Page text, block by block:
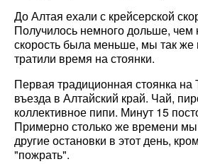
До Алтая ехали с крейсерской
Получилось немного дольше, чем
скорость была меньше, мы так
тратили время на стоянки.
Первая традиционная стоянка на
въезда в Алтайский край. Чай,
коллективное пипи. Минут 15
Примерно столько же времени мы
другие остановки в этот день,
"пожрать".